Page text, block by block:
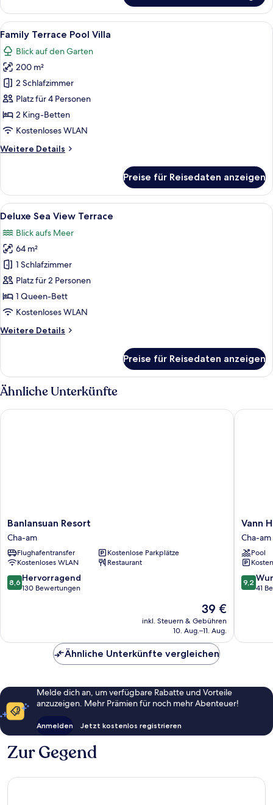
Access
Beach
Front
Alle
Fotos
für
Family
Terrace
Pool
Villa
anzeigen
Ein Hotelzimmer mit Bett, Fernseher
6
Family Terrace Pool Villa
Blick auf den Garten
200 m²
2 Schlafzimmer
Platz für 4 Personen
2 King-Betten
Kostenloses WLAN
Weitere Details
Weitere
Terrace
Pool
Villa
Preise für Reisedaten anzeigen
Alle
Fotos
für
Deluxe
Sea
View
Terrace
anzeigen
Ein Hotelzimmer mit Bett, einer
6
Deluxe Sea View Terrace
Blick aufs Meer
64 m²
1 Schlafzimmer
Platz für 2 Personen
1 Queen-Bett
Kostenloses WLAN
Weitere Details
Weitere
Sea
View
Terrace
Preise für Reisedaten anzeigen
Ähnliche Unterkünfte
Banlansuan
Resort
Cha-
am
Banlansuan Resort
Cha-am
Flughafentransfer
Kostenlose Parkplätze
Kostenloses WLAN
Restaurant
8.6
von
8,6 Hervorragend
130 Bewertungen
Der
Preis
beträgt
39 €
inkl. Steuern & Gebühren
10. Aug.–11. Aug.
Banlansuan Resort
Vann
Hua
Hin
Resort
Cha-
am
Vann
Cha-am
Pool
9.2
von
9,2
41
Vann
Ähnliche Unterkünfte vergleichen
Melde dich an, um verfügbare Rabatte und Vorteile
anzuzeigen. Mehr Prämien für noch mehr Abenteuer!
Anmelden Jetzt kostenlos registrieren
Zur Gegend